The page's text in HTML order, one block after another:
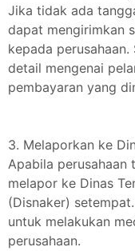
Jika tidak ada
dapat mengirimkan
kepada
detail mengenai
pembayaran yang
3. Melaporkan ke
Apabila perusahaan
melapor ke Dinas
(Disnaker)
untuk melakukan
perusahaan.